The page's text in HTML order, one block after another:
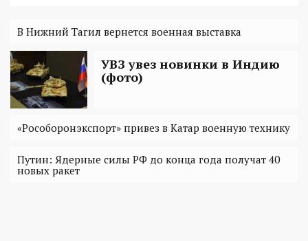
В Нижний Тагил вернется военная выставка
УВЗ увез новинки в Индию
(фото)
«Рособоронэкспорт» привез в Катар военную технику
Путин: Ядерные силы РФ до конца года получат 40
новых ракет